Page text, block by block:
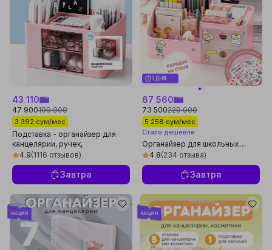
43 110
47 900199 900
3 392 сум/мес
Подставка - органайзер для
канцелярии, ручек,
карандашей, косметики
4.9(1116 отзывов)
Завтра
3 ДНЯ
67 560
73 500229 000
5 258 сум/мес
Стало дешевле
Органайзер для школьных
принадлежностей и
канцелярии, подставка для
карандашей и ручек
4.8(234 отзыва)
Завтра
Реклама Реклама